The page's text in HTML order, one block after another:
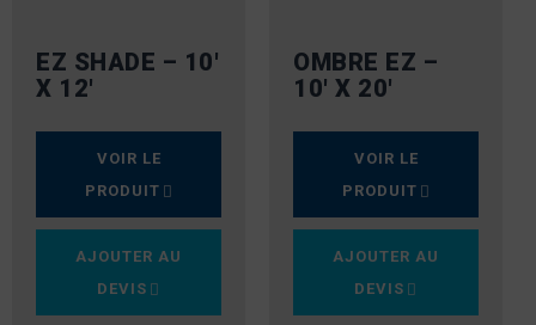
EZ SHADE – 10′
X 12′
VOIR LE
PRODUIT
AJOUTER AU
DEVIS
OMBRE EZ –
10′ X 20′
VOIR LE
PRODUIT
AJOUTER AU
DEVIS